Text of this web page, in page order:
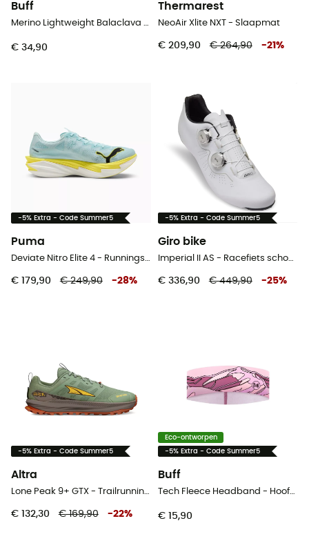
Buff
Merino Lightweight Balaclava - Bivakmuts
€ 34,90
Thermarest
NeoAir Xlite NXT - Slaapmat
€ 209,90 € 264,90 -21 %
-5% Extra - Code Summer5
Puma
Deviate Nitro Elite 4 - Runningschoenen - Heren
€ 179,90 € 249,90 -28%
-5% Extra - Code Summer5
Giro bike
Imperial II AS - Racefiets schoenen
€ 336,90 € 449,90 -25%
-5% Extra - Code Summer5
Altra
Lone Peak 9+ GTX - Trailrunningschoenen - Heren
€ 132,30 € 169,90 -22%
Eco-ontworpen
-5% Extra - Code Summer5
Buff
Tech Fleece Headband - Hoofdband
€ 15,90